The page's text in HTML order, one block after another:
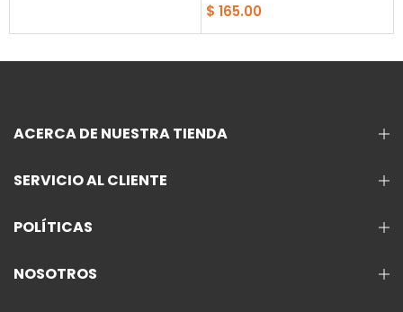
$ 165.00
ACERCA DE NUESTRA TIENDA
SERVICIO AL CLIENTE
POLÍTICAS
NOSOTROS